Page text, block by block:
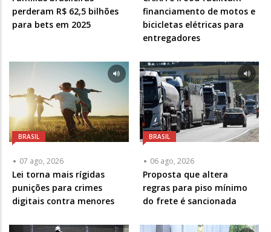
perderam R$ 62,5 bilhões
para bets em 2025
financiamento de motos e
bicicletas elétricas para
entregadores
BRASIL
07 ago, 2026
Lei torna mais rígidas
punições para crimes
digitais contra menores
BRASIL
06 ago, 2026
Proposta que altera
regras para piso mínimo
do frete é sancionada